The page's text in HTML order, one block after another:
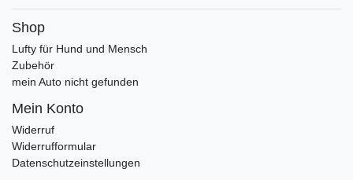
Shop
Lufty für Hund und Mensch
Zubehör
mein Auto nicht gefunden
Mein Konto
Widerruf
Widerrufformular
Datenschutzeinstellungen